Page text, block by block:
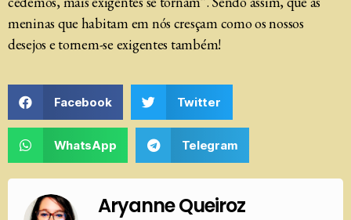
meninas que habitam em nós cresçam como os nossos
desejos e tornem-se exigentes também!
Facebook Twitter
WhatsApp Telegram
Aryanne Queiroz